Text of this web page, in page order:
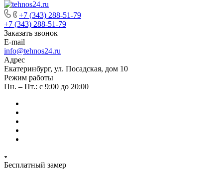
+7 (343) 288-51-79
+7 (343) 288-51-79
Заказать звонок
E-mail
info@tehnos24.ru
Адрес
Екатеринбург, ул. Посадская, дом 10
Режим работы
Пн. – Пт.: с 9:00 до 20:00
Бесплатный замер